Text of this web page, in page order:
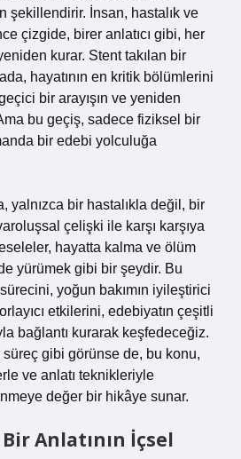
şekillendirir. İnsan, hastalık ve
çizgide, birer anlatıcı gibi, her
yeniden kurar. Stent takılan bir
hayatının en kritik bölümlerini
bir arayışın ve yeniden
bu geçiş, sadece fiziksel bir
bir edebi yolculuğa
yalnızca bir hastalıkla değil, bir
çelişki ile karşı karşıya
hayatta kalma ve ölüm
yürümek gibi bir şeydir. Bu
yoğun bakımın iyileştirici
etkilerini, edebiyatın çeşitli
bağlantı kurarak keşfedeceğiz.
süreç gibi görünse de, bu konu,
ve anlatı teknikleriyle
değer bir hikâye sunar.
Anlatının İçsel